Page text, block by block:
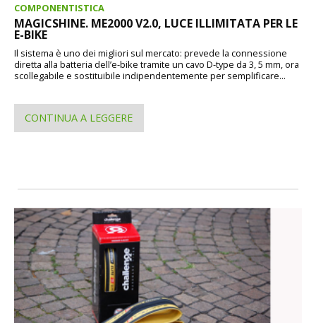
COMPONENTISTICA
MAGICSHINE. ME2000 V2.0, LUCE ILLIMITATA PER LE
E-BIKE
Il sistema è uno dei migliori sul mercato: prevede la connessione
diretta alla batteria dell’e-bike tramite un cavo D-type da 3, 5 mm, ora
scollegabile e sostituibile indipendentemente per semplificare...
CONTINUA A LEGGERE